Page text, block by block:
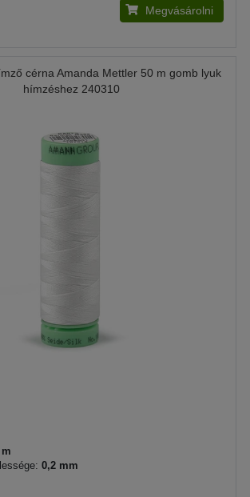
Megvásárolni
cérna Amanda Mettler 50 m gomb lyuk
hímzéshez 240310
0,2 mm